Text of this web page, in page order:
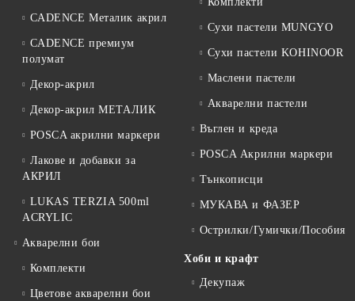
CADENCE Металик акрил
CADENCE премиум
полумат
Декор-акрил
Декор-акрил МЕТАЛИК
POSCA акрилни маркери
Лакове и добавки за
АКРИЛ
LUKAS TERZIA 500ml
ACRYLIC
Акварелни бои
Комплекти
Цветове акварелни бои
Сухи пастели MUNGYO
Сухи пастели KOHINOOR
Маслени пастели
Акварелни пастели
Въглен и креда
POSCA Акрилни маркери
Тънкописци
МУКАВА и ФАЗЕР
Острилки/Гумички/Пособия
Хоби и крафт
Декупаж